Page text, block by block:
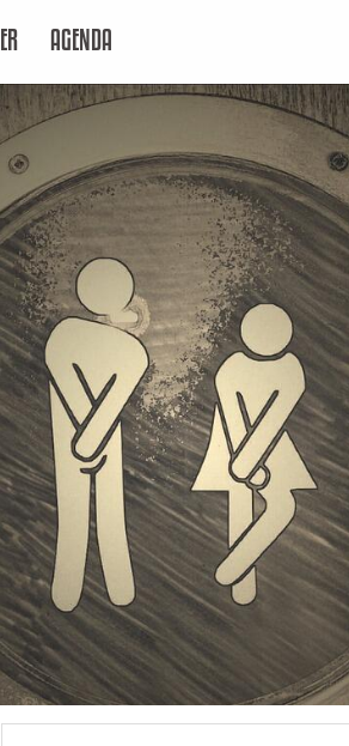
AGENDA